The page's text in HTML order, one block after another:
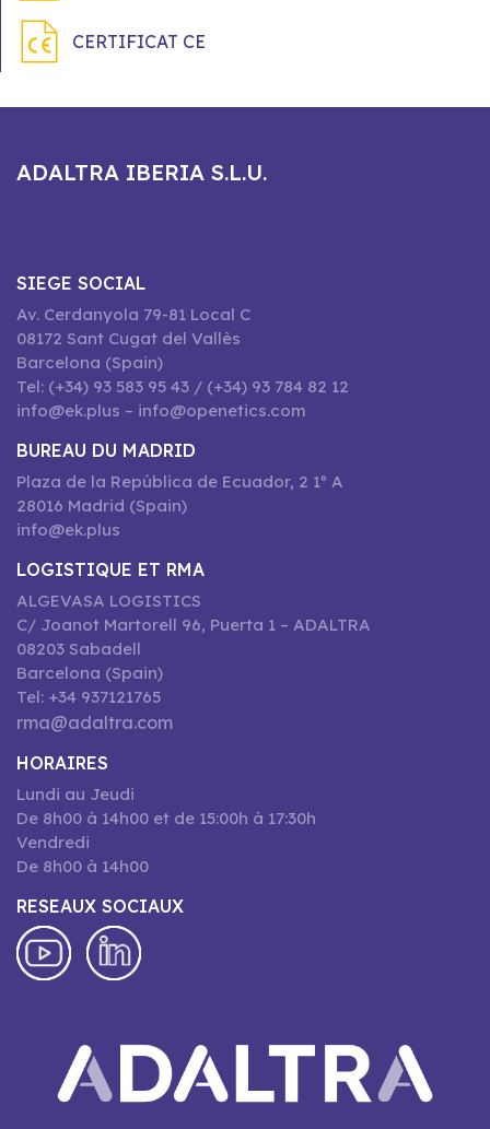
CERTIFICAT CE
ADALTRA IBERIA S.L.U.
SIEGE SOCIAL
Av. Cerdanyola 79-81 Local C
08172 Sant Cugat del Vallès
Barcelona (Spain)
Tel: (+34) 93 583 95 43 / (+34) 93 784 82 12
info@ek.plus – info@openetics.com
BUREAU DU MADRID
Plaza de la República de Ecuador, 2 1º A
28016 Madrid (Spain)
info@ek.plus
LOGISTIQUE ET RMA
ALGEVASA LOGISTICS
C/ Joanot Martorell 96, Puerta 1 – ADALTRA
08203 Sabadell
Barcelona (Spain)
Tel: +34 937121765
rma@adaltra.com
HORAIRES
Lundi au Jeudi
De 8h00 à 14h00 et de 15:00h à 17:30h
Vendredi
De 8h00 à 14h00
RESEAUX SOCIAUX